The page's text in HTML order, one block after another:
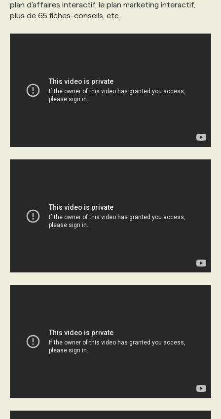
NOS TARIFS
ANNONCEZ AVEC NOUS
ANNONCEZ AVEC NOUS
plan d’affaires interactif, le plan marketing interactif,
plus de 65 fiches-conseils, etc.